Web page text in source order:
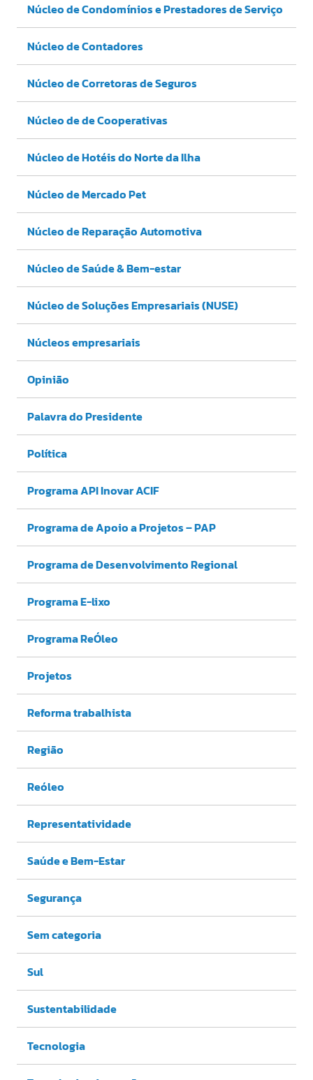
Núcleo de Condomínios e Prestadores de Serviço
Núcleo de Contadores
Núcleo de Corretoras de Seguros
Núcleo de de Cooperativas
Núcleo de Hotéis do Norte da Ilha
Núcleo de Mercado Pet
Núcleo de Reparação Automotiva
Núcleo de Saúde & Bem-estar
Núcleo de Soluções Empresariais (NUSE)
Núcleos empresariais
Opinião
Palavra do Presidente
Política
Programa API Inovar ACIF
Programa de Apoio a Projetos – PAP
Programa de Desenvolvimento Regional
Programa E-lixo
Programa ReÓleo
Projetos
Reforma trabalhista
Região
Reóleo
Representatividade
Saúde e Bem-Estar
Segurança
Sem categoria
Sul
Sustentabilidade
Tecnologia